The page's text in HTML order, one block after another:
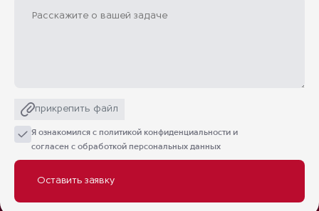
прикрепить файл
Я ознакомился с политикой конфиденциальности и
согласен с обработкой персональных данных